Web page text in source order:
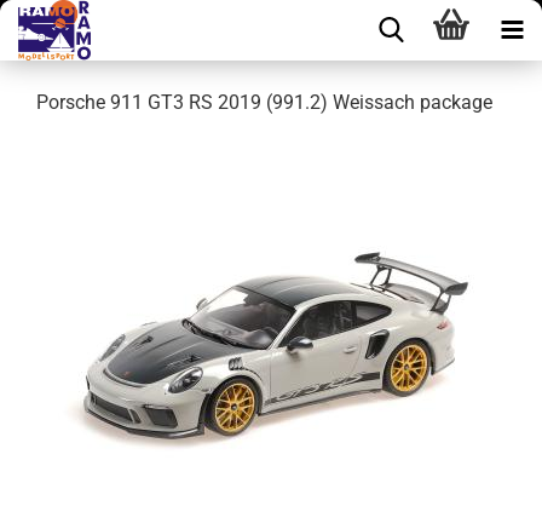
Porsche 911 GT3 RS 2019 (991.2) Weissach package